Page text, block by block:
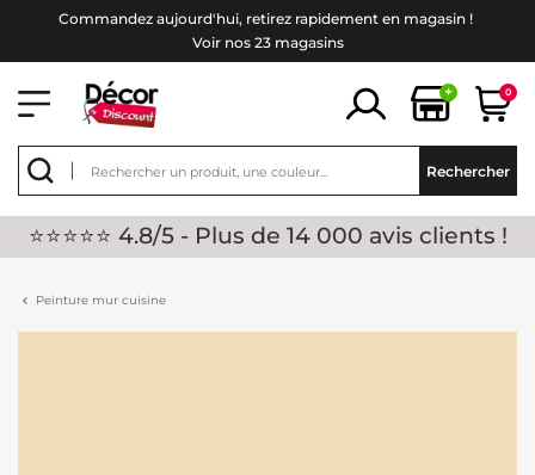
Commandez aujourd'hui, retirez rapidement en magasin !
Voir nos 23 magasins
+ 0
Rechercher
⭐⭐⭐⭐⭐ 4.8/5 - Plus de 14 000 avis clients !
Peinture mur cuisine